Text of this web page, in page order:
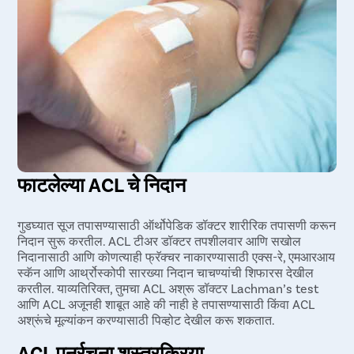
सुनिश्चित करा.
फाटलेल्या ACL चे निदान
गुडघ्यात सूज तपासण्यासाठी ऑर्थोपेडिक डॉक्टर शारीरिक तपासणी करून
निदान सुरू करतील. ACL टीअर डॉक्टर तपशीलवार आणि सखोल
निदानासाठी आणि कोणत्याही फ्रॅक्चर नाकारण्यासाठी एक्स-रे, एमआरआय
स्कॅन आणि आर्थ्रोस्कोपी सारख्या निदान चाचण्यांची शिफारस देखील
करतील. याव्यतिरिक्त, तुमचा ACL अश्रू डॉक्टर Lachman’s test
आणि ACL अजूनही शाबूत आहे की नाही हे तपासण्यासाठी किंवा ACL
अश्रूंचे मूल्यांकन करण्यासाठी पिव्होट देखील करू शकतात.